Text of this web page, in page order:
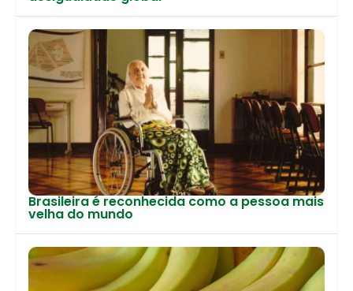
Brasileira é reconhecida como a pessoa mais
velha do mundo